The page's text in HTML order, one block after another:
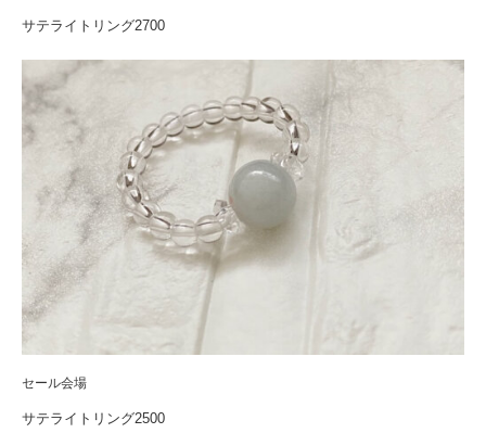
サテライトリング2700
セール会場
サテライトリング2500